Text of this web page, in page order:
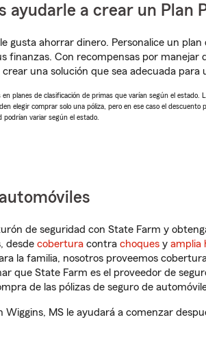
ayudarle a crear un Plan
gusta ahorrar dinero. Personalice un
finanzas. Con recompensas por
una solución que sea adecuada para
planes de clasificación de primas que varían según el
elegir comprar solo una póliza, pero en ese caso el
podrían variar según el estado.
de seguridad con State Farm y
desde cobertura contra choques y amplia
la familia, nosotros proveemos
que State Farm es el proveedor de
de las pólizas de seguro de
Wiggins, MS le ayudará a comenzar